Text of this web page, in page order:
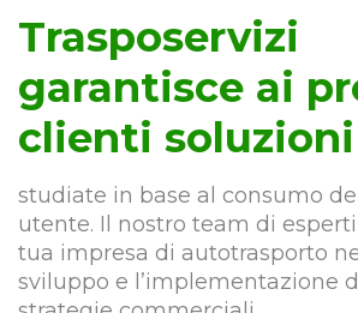
Trasposervizi
garantisce ai
clienti soluzioni
studiate in base al consumo
utente. Il nostro team di
tua impresa di autotrasporto
sviluppo e l’implementazione